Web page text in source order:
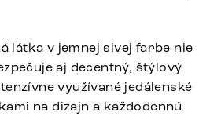
látka v jemnej sivej farbe nie
aj decentný, štýlový
využívané jedálenské
na dizajn a každodennú